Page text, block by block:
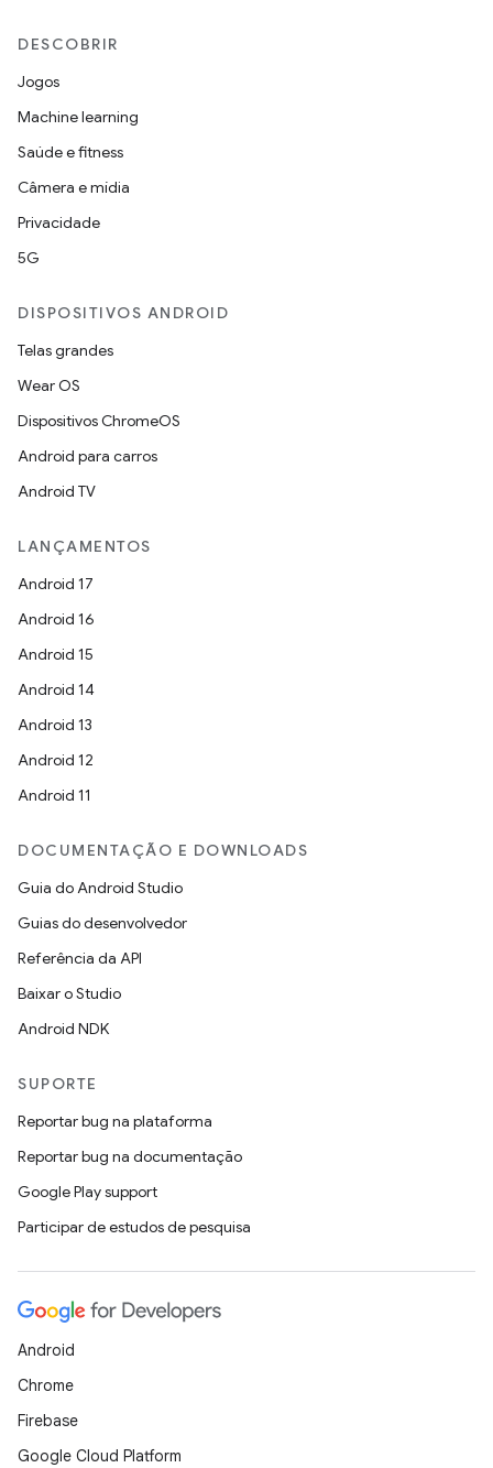
DESCOBRIR
Jogos
Machine learning
Saúde e fitness
Câmera e mídia
Privacidade
5G
DISPOSITIVOS ANDROID
Telas grandes
Wear OS
Dispositivos ChromeOS
Android para carros
Android TV
LANÇAMENTOS
Android 17
Android 16
Android 15
Android 14
Android 13
Android 12
Android 11
DOCUMENTAÇÃO E DOWNLOADS
Guia do Android Studio
Guias do desenvolvedor
Referência da API
Baixar o Studio
Android NDK
SUPORTE
Reportar bug na plataforma
Reportar bug na documentação
Google Play support
Participar de estudos de pesquisa
Android
Chrome
Firebase
Google Cloud Platform